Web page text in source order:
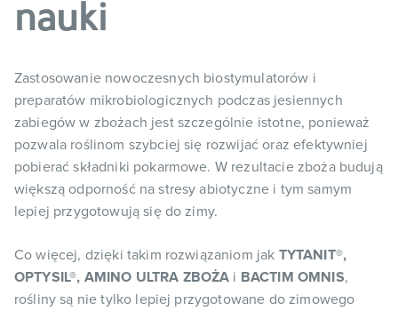
nauki
Zastosowanie nowoczesnych biostymulatorów i
preparatów mikrobiologicznych podczas jesiennych
zabiegów w zbożach jest szczególnie istotne, ponieważ
pozwala roślinom szybciej się rozwijać oraz efektywniej
pobierać składniki pokarmowe. W rezultacie zboża budują
większą odporność na stresy abiotyczne i tym samym
lepiej przygotowują się do zimy.
Co więcej, dzięki takim rozwiązaniom jak TYTANIT®,
OPTYSIL®, AMINO ULTRA ZBOŻA i BACTIM OMNIS,
rośliny są nie tylko lepiej przygotowane do zimowego